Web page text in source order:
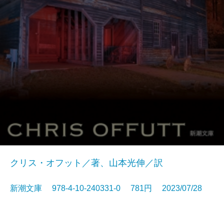
クリス・オフット／著、山本光伸／訳
新潮文庫 978-4-10-240331-0 781円 2023/07/28